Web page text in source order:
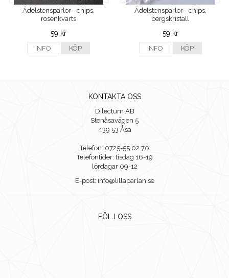
Ädelstenspärlor - chips,
rosenkvarts
59 kr
INFO KÖP
Ädelstenspärlor - chips,
bergskristall
59 kr
INFO KÖP
KONTAKTA OSS
Dilectum AB
Stenåsavägen 5
439 53 Åsa
Telefon: 0725-55 02 70
Telefontider: tisdag 16-19
lördagar 09-12
E-post: info@lillaparlan.se
FÖLJ OSS